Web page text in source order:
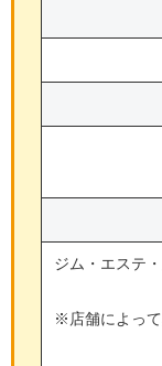
ジム・エステ
※店舗によっ